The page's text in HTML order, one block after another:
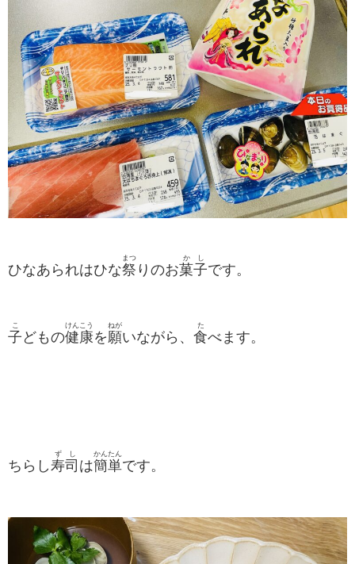
ひなあられはひな祭
まつ
りのお菓子
かし
です。
子
こ
どもの健康
けんこう
を願
ねが
いながら、 食
た
べます。
ちらし寿司
ずし
は簡単
かんたん
です。